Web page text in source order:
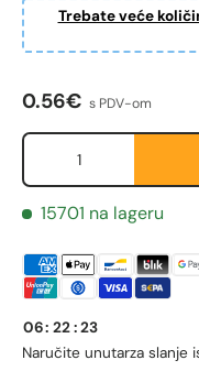
Trebate veće
Fornavn
Etternavn
E-post *
Redovna cijena
0.56€ s PDV-om
Količina
15701 na lageru
Naručite unutar
06: 22: 23
za slanje